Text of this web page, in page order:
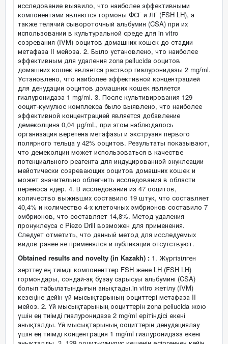
исследование выявило, что наиболее эффективными
компонентами являются гормоны ФСГ и ЛГ (FSH LH), а
также телячий сывороточный альбумин (CSA) при их
использовании в культуральной среде для in vitro
созревания (IVM) ооцитов домашних кошек до стадии
метафаза II мейоза. 2. Было установлено, что наиболее
эффективным для удаления zona pellucida ооцитов
домашних кошек является раствор гиалуронидазы 2 mg/ml.
Установлено, что наиболее эффективной концентрацией
для денудации ооцитов домашних кошек является
гиалуронидаза 1 mg/ml. 3. После культивирования 129
ооцит-кумулюс комплекса было выявлено, что наиболее
эффективной концентрацией является добавление
демеколцина 0,04 μg/mL, при этом наблюдалось
организация веретена метафазы и экструзия первого
полярного тельца у 42% ооцитов. Результаты показывают,
что демеколцин может использоваться в качестве
потенциального реагента для индуцированной энуклеации
мейотически созревающих ооцитов домашних кошек и
может значительно облегчить исследования в области
переноса ядер. 4. В исследовании из 47 ооцитов,
количество выживших составило 19 штук, что составляет
40,4% и количество 4-х клеточных эмбрионов составило 7
эмбрионов, что составляет 14,8%. Метод удаления
пронуклеуса с Piezo Drill возможен для применения.
Следует отметить, что данный метод для исследуемых
видов ранее не применялся и публикации отсутствуют.
Obtained results and novelty (in Kazakh) : 1. Жүргізілген
зерттеу ең тиімді компоненттер FSH және LH (FSH LH)
гормондары, сондай-ақ бұзау сарысуы альбумині (CSA)
болып табылатындығын анықтады.in vitro жетілу (IVM)
кезеңіне дейін үй мысықтарының ооциттері метафаза II
мейоз. 2. Үй мысықтарының ооциттерін zona pellucida жою
үшін ең тиімді гиалуронидаза 2 mg/ml ерітіндісі екені
анықталды. Үй мысықтарының ооциттерін денудациялау
үшін ең тиімді концентрация 1 mg/ml гиалуронидаза екені